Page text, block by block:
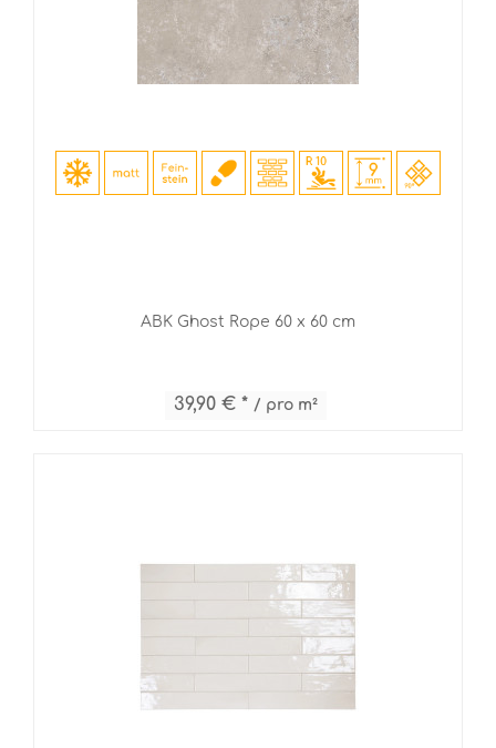
ABK Ghost Rope 60 x 60 cm
39,90 € * / pro m²